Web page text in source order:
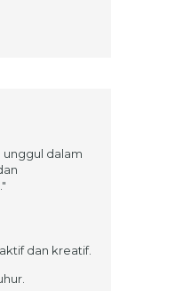
dalam
dan kreatif.